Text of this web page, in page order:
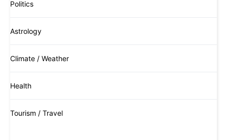
Politics
Astrology
Climate / Weather
Health
Tourism / Travel